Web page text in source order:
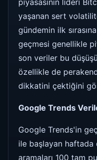
yaşanan sert
gündemin ilk
geçmesi genellikle
son veriler bu
özellikle de
dikkatini çektiğini
Google Trends
Google Trends'in
ile başlayan
aramaları 100 tam